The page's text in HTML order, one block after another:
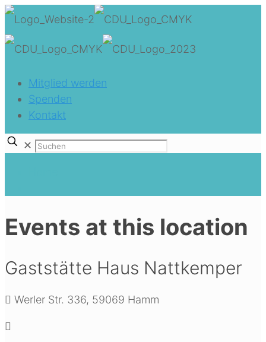
Mitglied werden
Spenden
Kontakt
✕
Events at this location
Gaststätte Haus Nattkemper
Werler Str. 336, 59069 Hamm